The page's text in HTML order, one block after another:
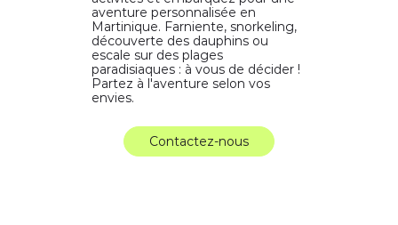
aventure personnalisée en
Martinique. Farniente, snorkeling,
découverte des dauphins ou
escale sur des plages
paradisiaques : à vous de décider !
Partez à l'aventure selon vos
envies.
Contactez-nous